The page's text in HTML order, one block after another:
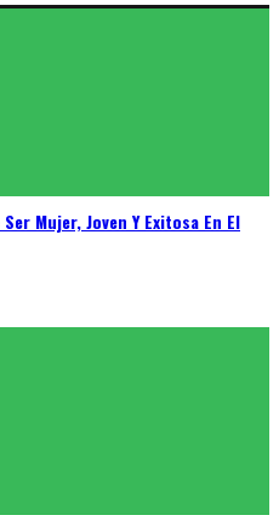
Mujer, Joven Y Exitosa En El